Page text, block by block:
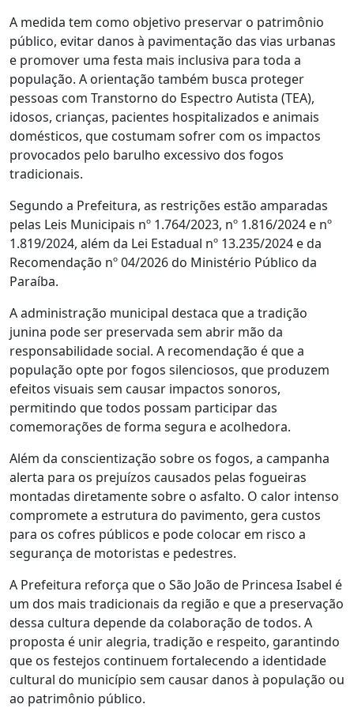
A medida tem como objetivo preservar o patrimônio
público, evitar danos à pavimentação das vias urbanas
e promover uma festa mais inclusiva para toda a
população. A orientação também busca proteger
pessoas com Transtorno do Espectro Autista (TEA),
idosos, crianças, pacientes hospitalizados e animais
domésticos, que costumam sofrer com os impactos
provocados pelo barulho excessivo dos fogos
tradicionais.
Segundo a Prefeitura, as restrições estão amparadas
pelas Leis Municipais nº 1.764/2023, nº 1.816/2024 e nº
1.819/2024, além da Lei Estadual nº 13.235/2024 e da
Recomendação nº 04/2026 do Ministério Público da
Paraíba.
A administração municipal destaca que a tradição
junina pode ser preservada sem abrir mão da
responsabilidade social. A recomendação é que a
população opte por fogos silenciosos, que produzem
efeitos visuais sem causar impactos sonoros,
permitindo que todos possam participar das
comemorações de forma segura e acolhedora.
Além da conscientização sobre os fogos, a campanha
alerta para os prejuízos causados pelas fogueiras
montadas diretamente sobre o asfalto. O calor intenso
compromete a estrutura do pavimento, gera custos
para os cofres públicos e pode colocar em risco a
segurança de motoristas e pedestres.
A Prefeitura reforça que o São João de Princesa Isabel é
um dos mais tradicionais da região e que a preservação
dessa cultura depende da colaboração de todos. A
proposta é unir alegria, tradição e respeito, garantindo
que os festejos continuem fortalecendo a identidade
cultural do município sem causar danos à população ou
ao patrimônio público.